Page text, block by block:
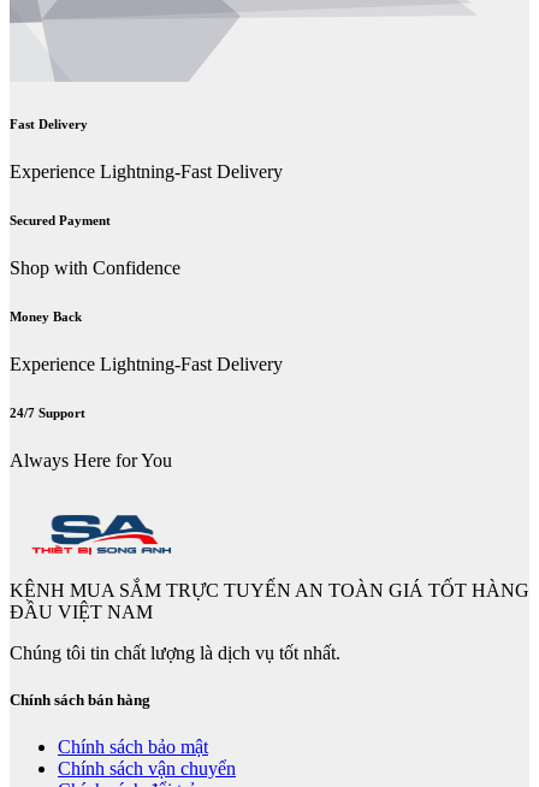
Fast Delivery
Experience Lightning-Fast Delivery
Secured Payment
Shop with Confidence
Money Back
Experience Lightning-Fast Delivery
24/7 Support
Always Here for You
KÊNH MUA SẮM TRỰC TUYẾN AN TOÀN GIÁ TỐT HÀNG
ĐẦU VIỆT NAM
Chúng tôi tin chất lượng là dịch vụ tốt nhất.
Chính sách bán hàng
Chính sách bảo mật
Chính sách vận chuyển